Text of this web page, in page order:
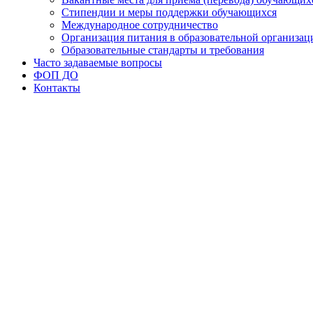
Стипендии и меры поддержки обучающихся
Международное сотрудничество
Организация питания в образовательной
Образовательные стандарты и требования
Часто задаваемые вопросы
ФОП ДО
Контакты